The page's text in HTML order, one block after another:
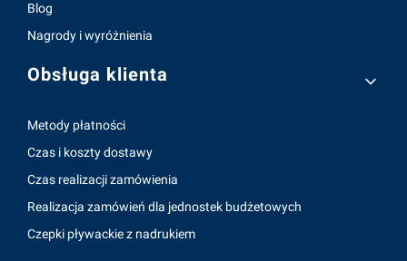
Blog
Nagrody i wyróżnienia
Obsługa klienta
Metody płatności
Czas i koszty dostawy
Czas realizacji zamówienia
Realizacja zamówień dla jednostek budżetowych
Czepki pływackie z nadrukiem